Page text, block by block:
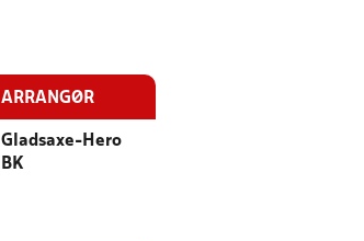
ARRANGØR
Gladsaxe-Hero
BK